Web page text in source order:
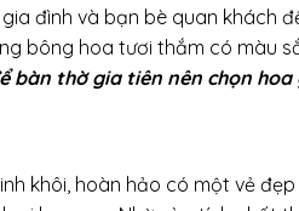
đình và bạn bè quan khách
bông hoa tươi thắm có màu
bàn thờ gia tiên nên chọn hoa
khôi, hoàn hảo có một vẻ